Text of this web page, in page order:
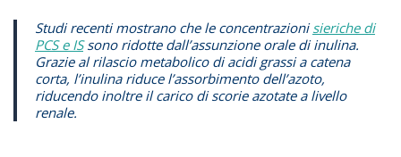
Studi recenti mostrano che le concentrazionisieriche di
PCS e ISsono ridotte dall’assunzione orale di inulina.
Grazie al rilascio metabolico di acidi grassi a catena
corta, l’inulina riduce l’assorbimento dell’azoto,
riducendo inoltre il carico di scorie azotate a livello
renale.